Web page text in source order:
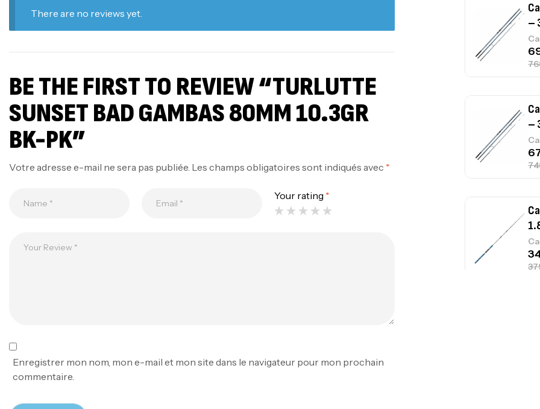
There are no reviews yet.
BE THE FIRST TO REVIEW “TURLUTTE
SUNSET BAD GAMBAS 80MM 10.3GR
BK-PK”
Votre adresse e-mail ne sera pas publiée. Les champs obligatoires sont indiqués avec *
Your rating *
Enregistrer mon nom, mon e-mail et mon site dans le navigateur pour mon prochain
commentaire.
–
–